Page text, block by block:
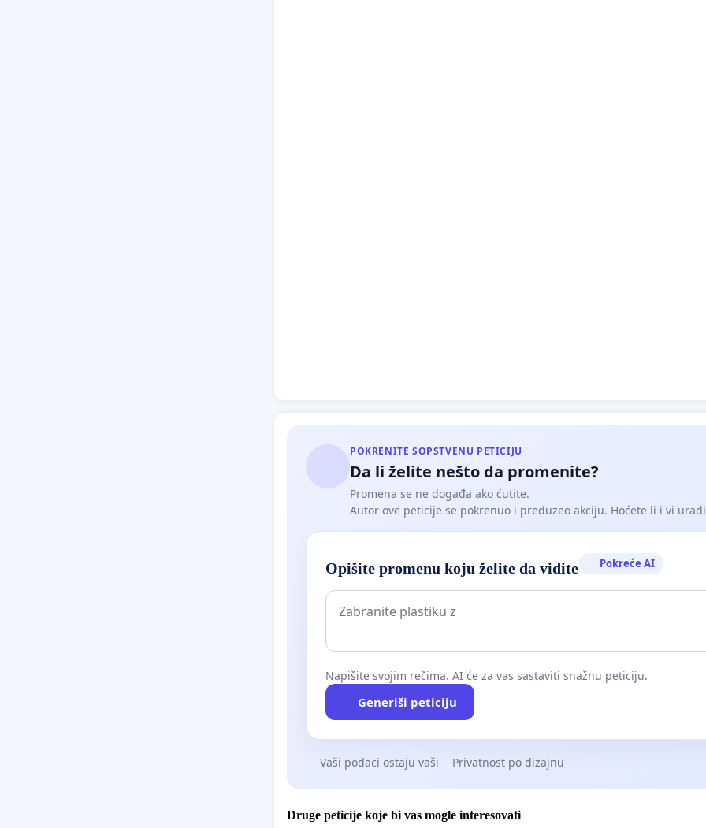
POKRENITE SOPSTVENU PETICIJU
Da li želite nešto da promenite?
Promena se ne događa ako ćutite.
Autor ove peticije se pokrenuo i preduzeo akciju. Hoćete li i vi
Opišite promenu koju želite da vidite Pokreće AI
Napišite svojim rečima. AI će za vas sastaviti snažnu peticiju.
Generiši peticiju
Vaši podaci ostaju vaši Privatnost po dizajnu
Druge peticije koje bi vas mogle interesovati